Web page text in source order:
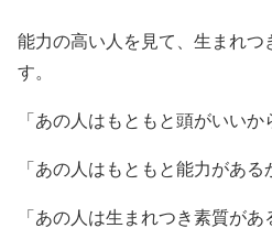
能力の高い人を見て、生まれつ
す。
「あの人はもともと頭がいいか
「あの人はもともと能力がある
「あの人は生まれつき素質があ